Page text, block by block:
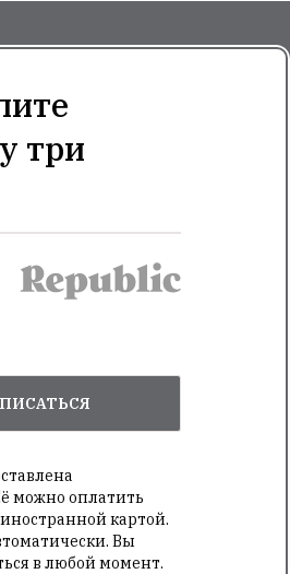
три
можно оплатить
картой.
Вы
в любой момент.